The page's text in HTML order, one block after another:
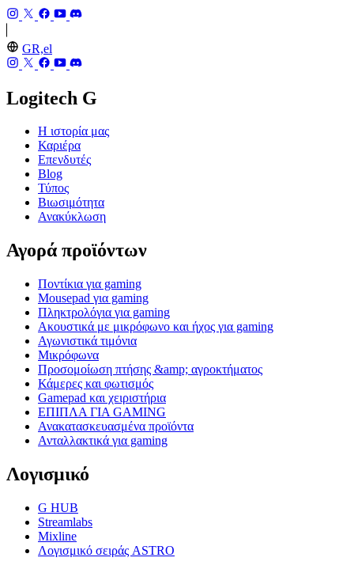
GR,el
Logitech G
Η ιστορία μας
Καριέρα
Επενδυτές
Blog
Τύπος
Βιωσιμότητα
Ανακύκλωση
Αγορά προϊόντων
Ποντίκια για gaming
Mousepad για gaming
Πληκτρολόγια για gaming
Ακουστικά με μικρόφωνο και ήχος για gaming
Αγωνιστικά τιμόνια
Μικρόφωνα
Προσομοίωση πτήσης &amp; αγροκτήματος
Κάμερες και φωτισμός
Gamepad και χειριστήρια
ΕΠΙΠΛΑ ΓΙΑ GAMING
Ανακατασκευασμένα προϊόντα
Ανταλλακτικά για gaming
Λογισμικό
G HUB
Streamlabs
Mixline
Λογισμικό σειράς ASTRO